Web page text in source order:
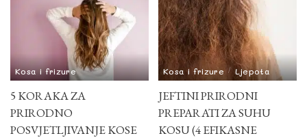
Kosa i frizure
5 KORAKA ZA
PRIRODNO
POSVJETLJIVANJE KOSE
Kosa i frizure Ljepota
JEFTINI PRIRODNI
PREPARATI ZA SUHU
KOSU (4 EFIKASNE